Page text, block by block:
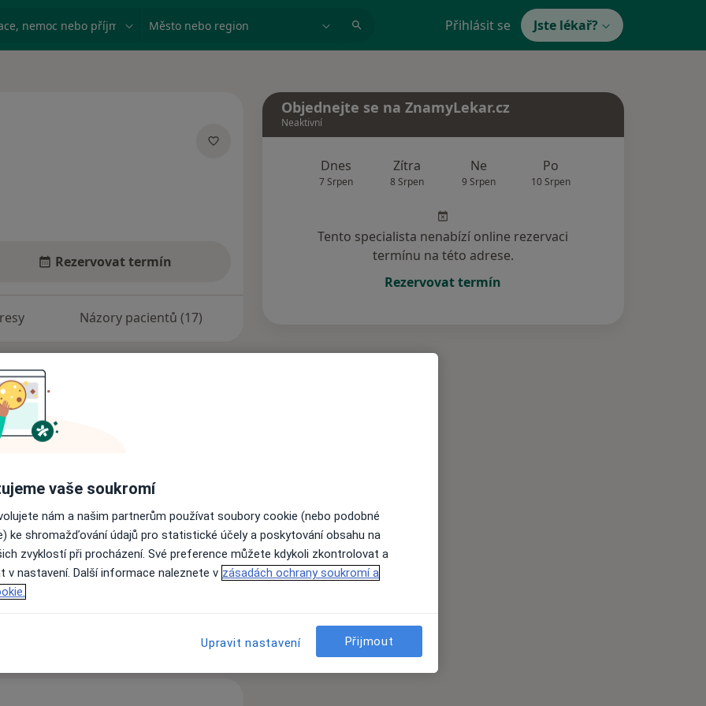
nemoc nebo příjmení Město nebo region Přihlásit se Jste lékař?
Rezervovat termín
Názory pacientů (17)
stomatologii, zejména endodontické
s Vámi i Vaše děti.
lůžka
Zánět dásní
Objednejte se na ZnamyLekar.cz
Neaktivní
Dnes
7 Srpen
Zítra
8 Srpen
Ne
9 Srpen
Po
10 Srpen
Tento specialista nenabízí online rezervaci
termínu na této adrese.
Rezervovat termín
vaše soukromí
nám a našim partnerům používat soubory cookie (nebo podobné
ke shromažďování údajů pro statistické účely a poskytování obsahu na
zvyklostí při procházení. Své preference můžete kdykoli zkontrolovat a
v nastavení. Další informace naleznete v zásadách ochrany soukromí a
Upravit nastavení Přijmout